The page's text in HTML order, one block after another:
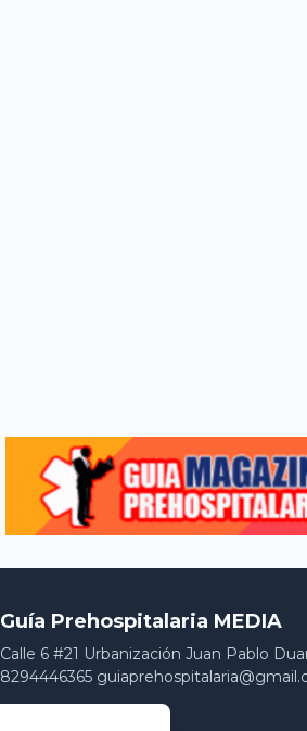
Guía Prehospitalaria MEDIA
Calle 6 #21 Urbanización Juan Pablo
8294446365